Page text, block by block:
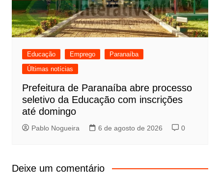
Educação Emprego
Paranaíba
Últimas notícias
Prefeitura de Paranaíba abre processo
seletivo da Educação com inscrições
até domingo
Pablo Nogueira 6 de agosto de 2026 0
Deixe um comentário